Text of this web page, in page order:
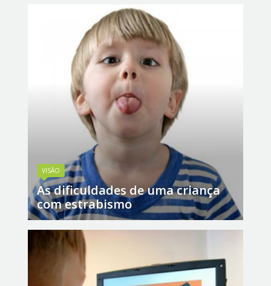
VISÃO
As dificuldades de uma criança
com estrabismo